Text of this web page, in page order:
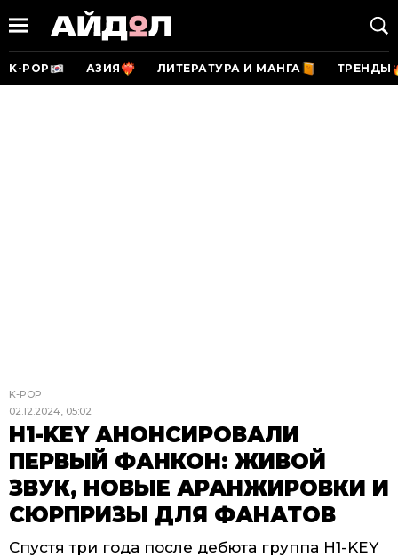
K-POP АЗИЯ ЛИТЕРАТУРА И МАНГА ТРЕНДЫ
K-POP
02.12.2024, 05:02
H1-KEY АНОНСИРОВАЛИ
ПЕРВЫЙ ФАНКОН: ЖИВОЙ
ЗВУК, НОВЫЕ АРАНЖИРОВКИ И
СЮРПРИЗЫ ДЛЯ ФАНАТОВ
Спустя три года после дебюта группа H1-KEY